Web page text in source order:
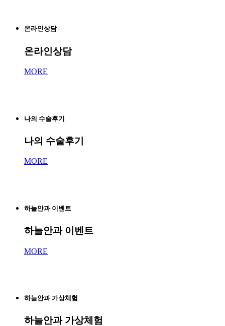
온라인상담
온라인상담
MORE
나의 수술후기
나의 수술후기
MORE
하늘안과 이벤트
하늘안과 이벤트
MORE
하늘안과 가상체험
하늘안과 가상체험